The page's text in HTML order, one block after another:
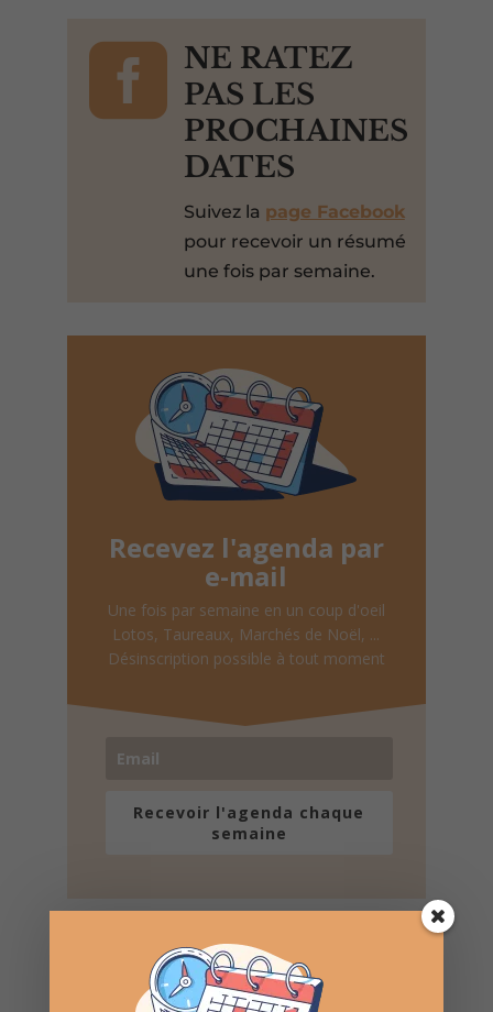

NE RATEZ
PAS LES
PROCHAINES
DATES
Suivez la page Facebook
pour recevoir un résumé
une fois par semaine.
Recevez l'agenda par
e-mail
Une fois par semaine en un coup d'oeil
Lotos, Taureaux, Marchés de Noël, ...
Désinscription possible à tout moment
Recevoir l'agenda chaque
semaine
Nombre de consultations : 187